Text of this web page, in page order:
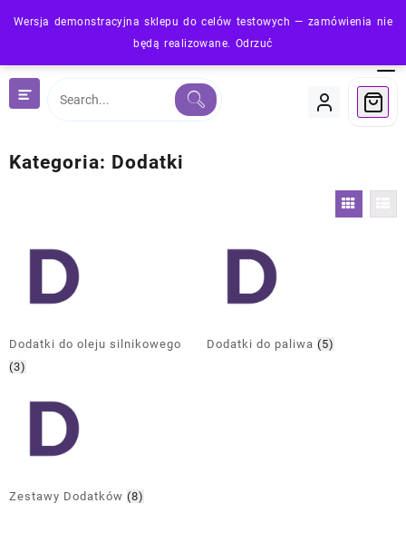
Wersja demonstracyjna sklepu do celów testowych — zamówienia nie
będą realizowane. Odrzuć
Kategoria: Dodatki
Dodatki do oleju silnikowego
(3)
Dodatki do paliwa(5)
Zestawy Dodatków (8)